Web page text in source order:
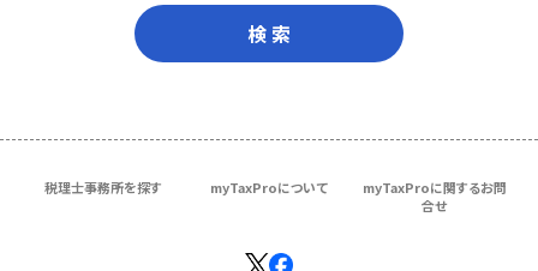
検 索
税理士事務所を探す myTaxProについて
myTaxProに関するお問
合せ